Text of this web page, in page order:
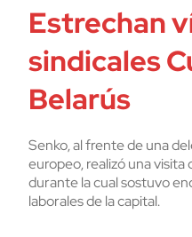
Estrechan
sindicales
Belarús
Senko, al frente de una
europeo, realizó una visita
durante la cual sostuvo
laborales de la capital.